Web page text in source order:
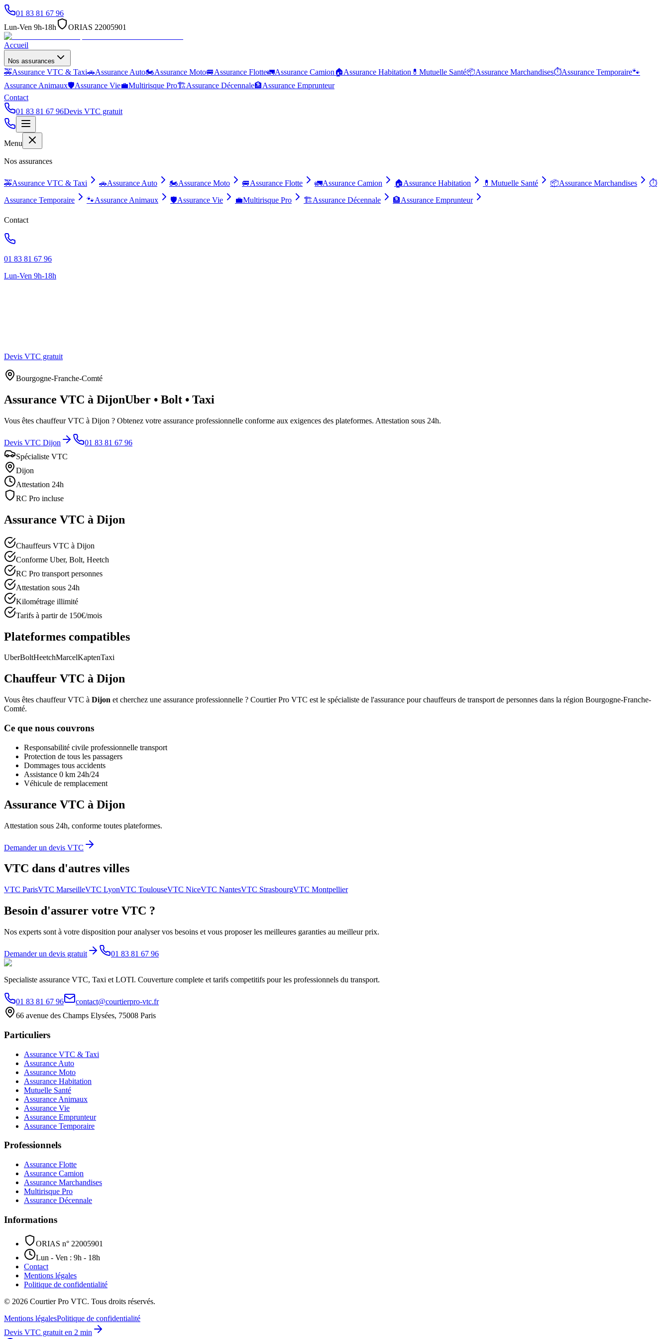
01 83 81 67 96
Lun-Ven 9h-18h
ORIAS 22005901
Accueil
Nos assurances
🚕Assurance VTC & Taxi🚗Assurance Auto🏍️Assurance Moto🚐Assurance Flotte🚛Assurance Camion🏠Assurance Habitation 💊 Mutuelle Santé📦Assurance Marchandises⏱️Assurance Temporaire🐾
Assurance Animaux🛡️Assurance Vie💼Multirisque Pro🏗️Assurance Décennale🏦Assurance Emprunteur
Contact
01 83 81 67 96Devis VTC gratuit
Menu
Nos assurances
🚕Assurance VTC & Taxi 🚗Assurance Auto 🏍️Assurance Moto 🚐Assurance Flotte 🚛Assurance Camion 🏠Assurance Habitation 💊 Mutuelle Santé 📦Assurance Marchandises
⏱️
Assurance Temporaire
🐾Assurance Animaux 🛡️Assurance Vie 💼Multirisque Pro 🏗️Assurance Décennale 🏦Assurance Emprunteur
Contact
01 83 81 67 96
Lun-Ven 9h-18h
Devis VTC gratuit
Bourgogne-Franche-Comté
Assurance VTC à DijonUber • Bolt • Taxi
Vous êtes chauffeur VTC à Dijon ? Obtenez votre assurance professionnelle conforme aux exigences des plateformes. Attestation sous 24h.
Devis VTC Dijon
01 83 81 67 96
Spécialiste VTC
Dijon
Attestation 24h
RC Pro incluse
Assurance VTC à Dijon
Chauffeurs VTC à Dijon
Conforme Uber, Bolt, Heetch
RC Pro transport personnes
Attestation sous 24h
Kilométrage illimité
Tarifs à partir de 150€/mois
Plateformes compatibles
UberBoltHeetchMarcelKaptenTaxi
Chauffeur VTC à Dijon
Vous êtes chauffeur VTC à Dijon et cherchez une assurance professionnelle ? Courtier Pro VTC est le spécialiste de l'assurance pour chauffeurs de transport de personnes dans la région Bourgogne-Franche-
Comté.
Ce que nous couvrons
Responsabilité civile professionnelle transport
Protection de tous les passagers
Dommages tous accidents
Assistance 0 km 24h/24
Véhicule de remplacement
Assurance VTC à Dijon
Attestation sous 24h, conforme toutes plateformes.
Demander un devis VTC
VTC dans d'autres villes
VTC ParisVTC MarseilleVTC LyonVTC ToulouseVTC NiceVTC NantesVTC StrasbourgVTC Montpellier
Besoin d'assurer votre VTC ?
Nos experts sont à votre disposition pour analyser vos besoins et vous proposer les meilleures garanties au meilleur prix.
Demander un devis gratuit 01 83 81 67 96
Specialiste assurance VTC, Taxi et LOTI. Couverture complete et tarifs competitifs pour les professionnels du transport.
01 83 81 67 96
contact@courtierpro-vtc.fr
66 avenue des Champs Elysées, 75008 Paris
Particuliers
Assurance VTC & Taxi
Assurance Auto
Assurance Moto
Assurance Habitation
Mutuelle Santé
Assurance Animaux
Assurance Vie
Assurance Emprunteur
Assurance Temporaire
Professionnels
Assurance Flotte
Assurance Camion
Assurance Marchandises
Multirisque Pro
Assurance Décennale
Informations
ORIAS n° 22005901
Lun - Ven : 9h - 18h
Contact
Mentions légales
Politique de confidentialité
© 2026 Courtier Pro VTC. Tous droits réservés.
Mentions légalesPolitique de confidentialité
Devis VTC gratuit en 2 min